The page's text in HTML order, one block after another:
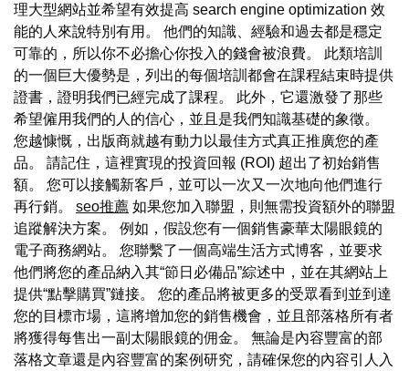
理大型網站並希望有效提高 search engine optimization 效
能的人來說特別有用。 他們的知識、經驗和過去都是穩定
可靠的，所以你不必擔心你投入的錢會被浪費。 此類培訓
的一個巨大優勢是，列出的每個培訓都會在課程結束時提供
證書，證明我們已經完成了課程。 此外，它還激發了那些
希望僱用我們的人的信心，並且是我們知識基礎的象徵。
您越慷慨，出版商就越有動力以最佳方式真正推廣您的產
品。 請記住，這裡實現的投資回報 (ROI) 超出了初始銷售
額。 您可以接觸新客戶，並可以一次又一次地向他們進行
再行銷。 seo推薦 如果您加入聯盟，則無需投資額外的聯盟
追蹤解決方案。 例如，假設您有一個銷售豪華太陽眼鏡的
電子商務網站。 您聯繫了一個高端生活方式博客，並要求
他們將您的產品納入其“節日必備品”綜述中，並在其網站上
提供“點擊購買”鏈接。 您的產品將被更多的受眾看到並到達
您的目標市場，這將增加您的銷售機會，並且部落格所有者
將獲得每售出一副太陽眼鏡的佣金。 無論是內容豐富的部
落格文章還是內容豐富的案例研究，請確保您的內容引人入